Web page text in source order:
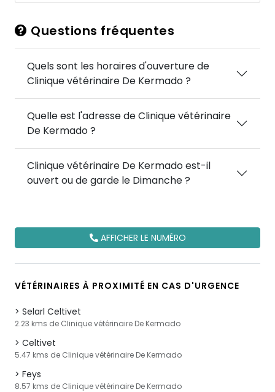
Questions fréquentes
Quels sont les horaires d'ouverture de
Clinique vétérinaire De Kermado ?
Quelle est l'adresse de Clinique vétérinaire
De Kermado ?
Clinique vétérinaire De Kermado est-il
ouvert ou de garde le Dimanche ?
AFFICHER LE NUMÉRO
VÉTÉRINAIRES À PROXIMITÉ EN CAS D'URGENCE
Selarl Celtivet
2.23 kms de Clinique vétérinaire De Kermado
Celtivet
5.47 kms de Clinique vétérinaire De Kermado
Feys
8.57 kms de Clinique vétérinaire De Kermado